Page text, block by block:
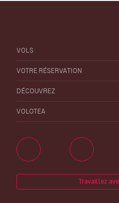
VOLS
VOTRE RÉSERVATION
DÉCOUVREZ
VOLOTEA
Travaillez